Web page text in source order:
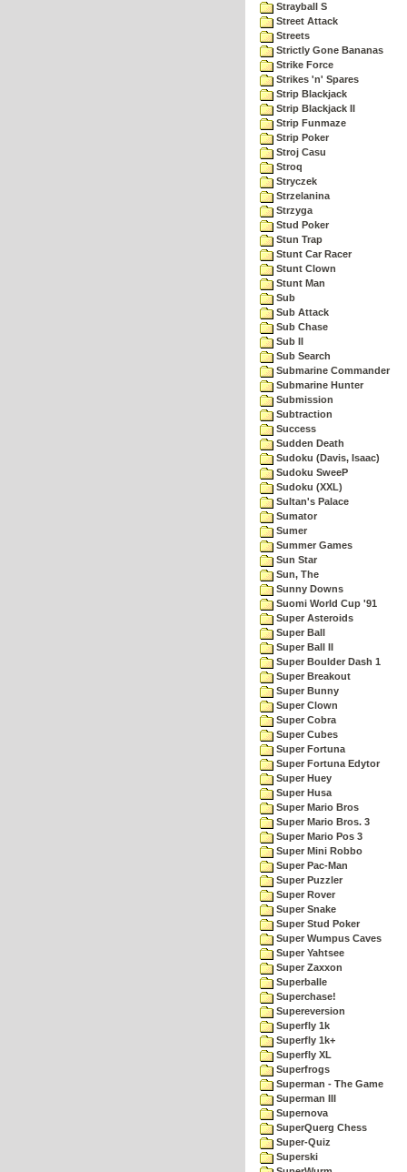
Strayball S
Street Attack
Streets
Strictly Gone Bananas
Strike Force
Strikes 'n' Spares
Strip Blackjack
Strip Blackjack II
Strip Funmaze
Strip Poker
Stroj Casu
Stroq
Stryczek
Strzelanina
Strzyga
Stud Poker
Stun Trap
Stunt Car Racer
Stunt Clown
Stunt Man
Sub
Sub Attack
Sub Chase
Sub II
Sub Search
Submarine Commander
Submarine Hunter
Submission
Subtraction
Success
Sudden Death
Sudoku (Davis, Isaac)
Sudoku SweeP
Sudoku (XXL)
Sultan's Palace
Sumator
Sumer
Summer Games
Sun Star
Sun, The
Sunny Downs
Suomi World Cup '91
Super Asteroids
Super Ball
Super Ball II
Super Boulder Dash 1
Super Breakout
Super Bunny
Super Clown
Super Cobra
Super Cubes
Super Fortuna
Super Fortuna Edytor
Super Huey
Super Husa
Super Mario Bros
Super Mario Bros. 3
Super Mario Pos 3
Super Mini Robbo
Super Pac-Man
Super Puzzler
Super Rover
Super Snake
Super Stud Poker
Super Wumpus Caves
Super Yahtsee
Super Zaxxon
Superballe
Superchase!
Supereversion
Superfly 1k
Superfly 1k+
Superfly XL
Superfrogs
Superman - The Game
Superman III
Supernova
SuperQuerg Chess
Super-Quiz
Superski